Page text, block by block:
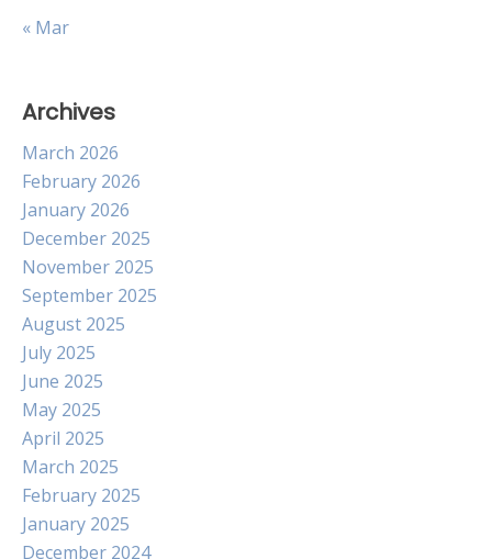
« Mar
Archives
March 2026
February 2026
January 2026
December 2025
November 2025
September 2025
August 2025
July 2025
June 2025
May 2025
April 2025
March 2025
February 2025
January 2025
December 2024